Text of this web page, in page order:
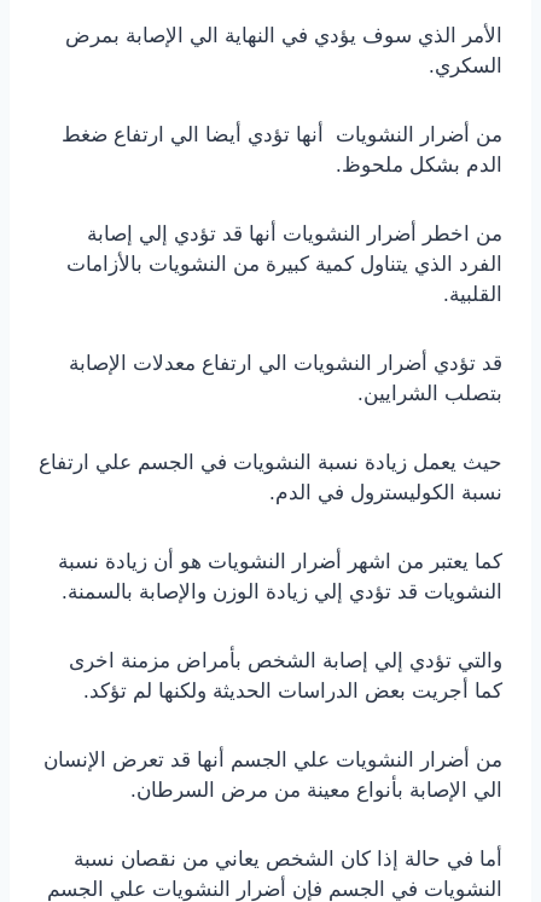
الأمر الذي سوف يؤدي في النهاية الي الإصابة بمرض
السكري.
من أضرار النشويات أنها تؤدي أيضا الي ارتفاع ضغط
الدم بشكل ملحوظ.
من اخطر أضرار النشويات أنها قد تؤدي إلي إصابة
الفرد الذي يتناول كمية كبيرة من النشويات بالأزامات
القلبية.
قد تؤدي أضرار النشويات الي ارتفاع معدلات الإصابة
بتصلب الشرايين.
حيث يعمل زيادة نسبة النشويات في الجسم علي ارتفاع
نسبة الكوليسترول في الدم.
كما يعتبر من اشهر أضرار النشويات هو أن زيادة نسبة
النشويات قد تؤدي إلي زيادة الوزن والإصابة بالسمنة.
والتي تؤدي إلي إصابة الشخص بأمراض مزمنة اخرى
كما أجريت بعض الدراسات الحديثة ولكنها لم تؤكد.
من أضرار النشويات علي الجسم أنها قد تعرض الإنسان
الي الإصابة بأنواع معينة من مرض السرطان.
أما في حالة إذا كان الشخص يعاني من نقصان نسبة
النشويات في الجسم فإن أضرار النشويات علي الجسم